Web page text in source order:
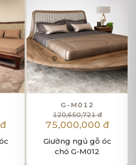
G-M012
120,650,721 đ
75,000,000 đ
Giường ngủ gỗ óc
chó G-M012